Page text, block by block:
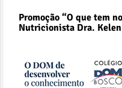
Promoção “O que tem
Nutricionista Dra.